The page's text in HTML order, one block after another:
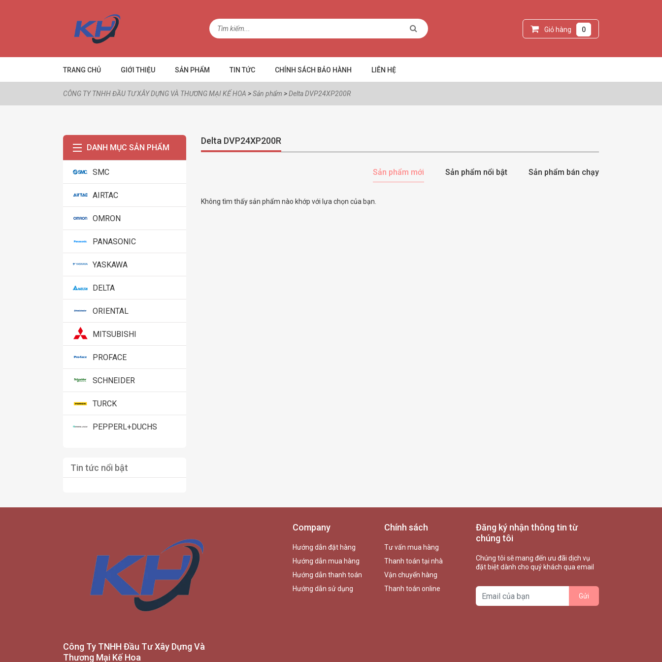
Giỏ hàng 0
TRANG CHỦ GIỚI THIỆU SẢN PHẨM TIN TỨC CHÍNH SÁCH BẢO HÀNH LIÊN HỆ
CÔNG TY TNHH ĐẦU TƯ XÂY DỰNG VÀ THƯƠNG MẠI KẾ HOA >Sản phẩm >Delta DVP24XP200R
DANH MỤC SẢN PHẨM
SMC
AIRTAC
OMRON
PANASONIC
YASKAWA
DELTA
ORIENTAL
MITSUBISHI
PROFACE
SCHNEIDER
TURCK
PEPPERL+DUCHS
Tin tức nổi bật
Delta DVP24XP200R
Sản phẩm mới Sản phẩm nổi bật Sản phẩm bán chạy
Không tìm thấy sản phẩm nào khớp với lựa chọn của bạn.
Công Ty TNHH Đầu Tư Xây Dựng Và
Thương Mại Kế Hoa
Company
Hướng dẫn đặt hàng
Hướng dẫn mua hàng
Hướng dẫn thanh toán
Hướng dẫn sử dụng
Chính sách
Tư vấn mua hàng
Thanh toán tại nhà
Vận chuyển hàng
Thanh toán online
Đăng ký nhận thông tin từ
chúng tôi
Chúng tôi sẽ mang đến ưu đãi dịch vụ
đặt biệt dành cho quý khách qua email